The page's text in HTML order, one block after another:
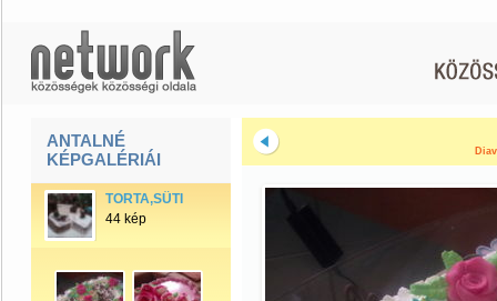
ANTALNÉ
KÉPGALÉRIÁI
TORTA,SÜTI
44 kép